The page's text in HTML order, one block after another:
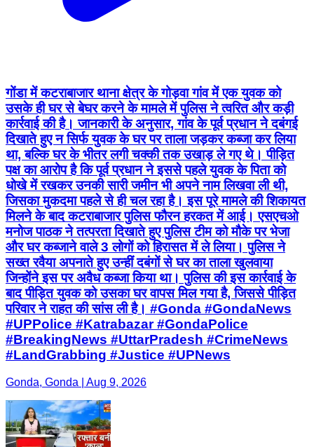
गोंडा में कटराबाजार थाना क्षेत्र के गोड़वा गांव में एक युवक को
उसके ही घर से बेघर करने के मामले में पुलिस ने त्वरित और कड़ी
कार्रवाई की है। जानकारी के अनुसार, गांव के पूर्व प्रधान ने दबंगई
दिखाते हुए न सिर्फ युवक के घर पर ताला जड़कर कब्जा कर लिया
था, बल्कि घर के भीतर लगी चक्की तक उखाड़ ले गए थे। पीड़ित
पक्ष का आरोप है कि पूर्व प्रधान ने इससे पहले युवक के पिता को
धोखे में रखकर उनकी सारी जमीन भी अपने नाम लिखवा ली थी,
जिसका मुकदमा पहले से ही चल रहा है। ​इस पूरे मामले की शिकायत
मिलने के बाद कटराबाजार पुलिस फौरन हरकत में आई। एसएचओ
मनोज पाठक ने तत्परता दिखाते हुए पुलिस टीम को मौके पर भेजा
और घर कब्जाने वाले 3 लोगों को हिरासत में ले लिया। पुलिस ने
सख्त रवैया अपनाते हुए उन्हीं दबंगों से घर का ताला खुलवाया
जिन्होंने इस पर अवैध कब्जा किया था। पुलिस की इस कार्रवाई के
बाद पीड़ित युवक को उसका घर वापस मिल गया है, जिससे पीड़ित
परिवार ने राहत की सांस ली है। #Gonda #GondaNews
#UPPolice #Katrabazar #GondaPolice
#BreakingNews #UttarPradesh #CrimeNews
#LandGrabbing #Justice #UPNews
Gonda, Gonda | Aug 9, 2026